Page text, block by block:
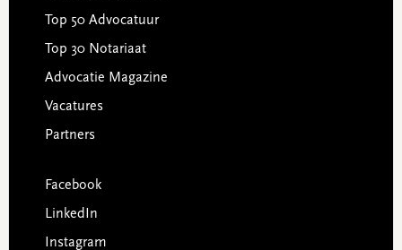
Top 50 Advocatuur
Top 30 Notariaat
Advocatie Magazine
Vacatures
Partners
Facebook
LinkedIn
Instagram